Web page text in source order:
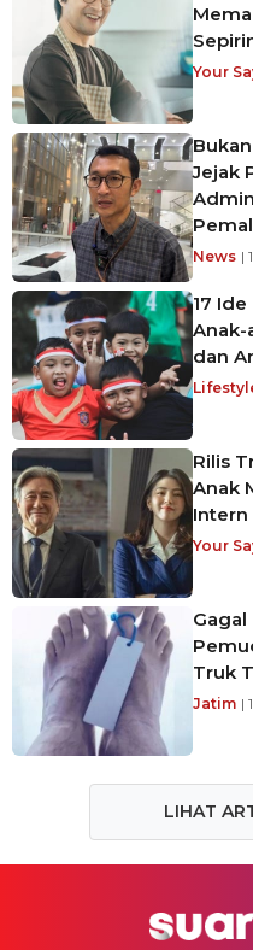
Your
Jejak
News |
17
Anak-
dan
Rilis
Anak
Intern
Your
Gagal
Truk
Jatim |
LIHAT